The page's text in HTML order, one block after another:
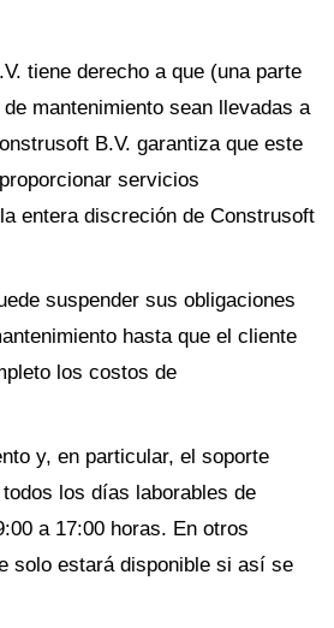
tiene derecho a que (una parte
mantenimiento sean llevadas a
B.V. garantiza que este
servicios
entera discreción de Construsoft
suspender sus obligaciones
hasta que el cliente
los costos de
y, en particular, el soporte
los días laborables de
a 17:00 horas. En otros
solo estará disponible si así se